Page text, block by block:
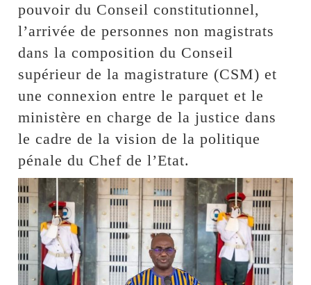
pouvoir du Conseil constitutionnel,
l’arrivée de personnes non magistrats
dans la composition du Conseil
supérieur de la magistrature (CSM) et
une connexion entre le parquet et le
ministère en charge de la justice dans
le cadre de la vision de la politique
pénale du Chef de l’Etat.